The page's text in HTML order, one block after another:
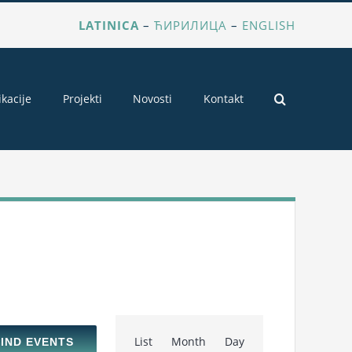
LATINICA –ЋИРИЛИЦА – ENGLISH
Projekti Novosti Kontakt
EVENTS List Month Day